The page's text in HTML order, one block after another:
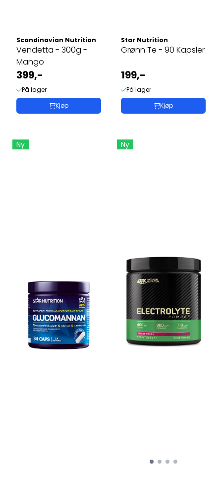
Scandinavian Nutrition
Vendetta - 300g -
Mango
399,-
På lager
Kjøp
Star Nutrition
Grønn Te - 90 Kapsler
199,-
På lager
Kjøp
Ny Ny